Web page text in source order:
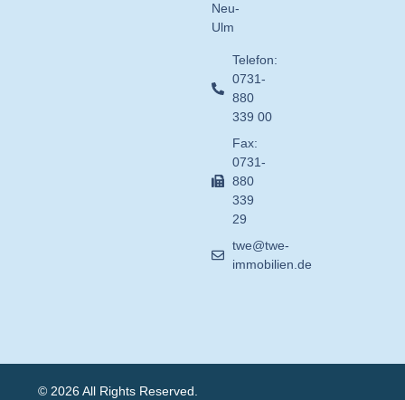
Neu-
Ulm
Telefon:
0731-
880
339 00
Fax:
0731-
880
339
29
twe@twe-
immobilien.de
© 2026 All Rights Reserved.